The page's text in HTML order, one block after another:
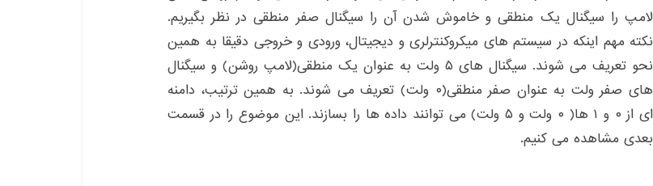
لامپ را سیگنال یک منطقی و خاموش شدن آن را سیگنال صفر منطقی در نظر بگیریم.
نکته مهم اینکه در سیستم های میکروکنترلری و دیجیتال، ورودی و خروجی دقیقا به همین
نحو تعریف می شوند. سیگنال های ۵ ولت به عنوان یک منطقی(لامپ روشن) و سیگنال
های صفر ولت به عنوان صفر منطقی(۰ ولت) تعریف می شوند. به همین ترتیب، دامنه
ای از ۰ و ۱ ها( ۰ ولت و ۵ ولت) می توانند داده ها را بسازند. این موضوع را در قسمت
بعدی مشاهده می کنیم.